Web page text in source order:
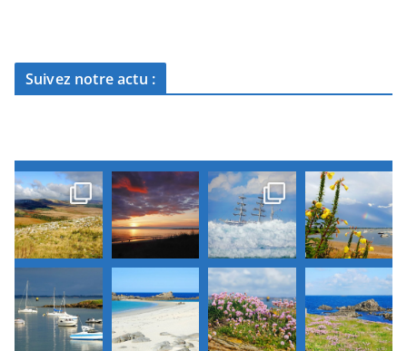
Suivez notre actu :